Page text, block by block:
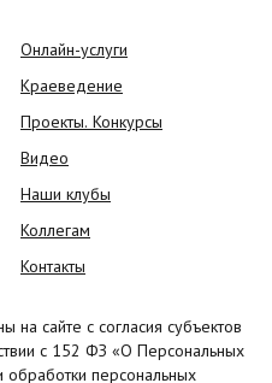
Онлайн-услуги
Краеведение
Проекты. Конкурсы
Видео
Наши клубы
Коллегам
Контакты
сайте с согласия субъектов
с 152 ФЗ «О Персональных
персональных